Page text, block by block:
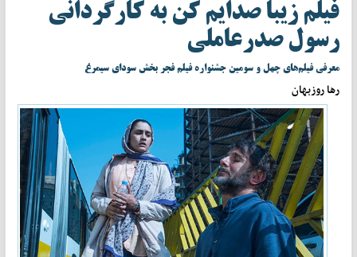
فیلم زیبا صدایم کن به کارگردانی
رسول صدرعاملی
معرفی فیلم‌های چهل و سومین جشنواره فیلم فجر بخش سودای سیمرغ
رها روزبهان